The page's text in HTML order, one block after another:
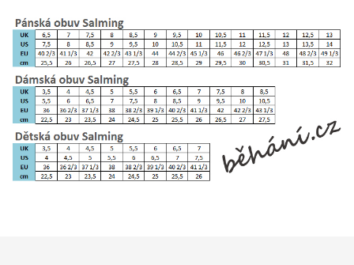
DOPLŇKY
DÁRKOVÉ POUKAZY
VELIKOSTNÍ TABULKY
KONTAKT